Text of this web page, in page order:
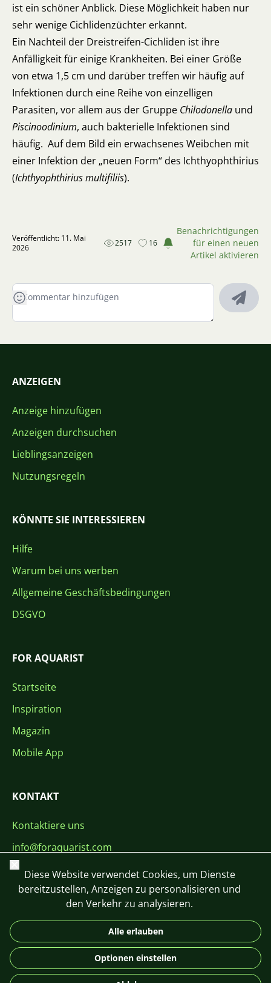
ist ein schöner Anblick. Diese Möglichkeit haben nur
sehr wenige Cichlidenzüchter erkannt.
Ein Nachteil der Dreistreifen-Cichliden ist ihre
Anfälligkeit für einige Krankheiten. Bei einer Größe
von etwa 1,5 cm und darüber treffen wir häufig auf
Infektionen durch eine Reihe von einzelligen
Parasiten, vor allem aus der Gruppe Chilodonella und
Piscinoodinium, auch bakterielle Infektionen sind
häufig. Auf dem Bild ein erwachsenes Weibchen mit
einer Infektion der „neuen Form“ des Ichthyophthirius
(Ichthyophthirius multifiliis).
Veröffentlicht: 11. Mai
2026
2517 16
Benachrichtigungen
für einen neuen
Artikel aktivieren
ANZEIGEN
Anzeige hinzufügen
Anzeigen durchsuchen
Lieblingsanzeigen
Nutzungsregeln
KÖNNTE SIE INTERESSIEREN
Hilfe
Warum bei uns werben
Allgemeine Geschäftsbedingungen
DSGVO
FOR AQUARIST
Startseite
Inspiration
Magazin
Mobile App
KONTAKT
Kontaktiere uns
info@foraquarist.com
+420 603 449 602
DE
© 2026 For Aquarist
Schließen
Diese Website verwendet Cookies, um Dienste
bereitzustellen, Anzeigen zu personalisieren und
den Verkehr zu analysieren.
Alle erlauben
Optionen einstellen